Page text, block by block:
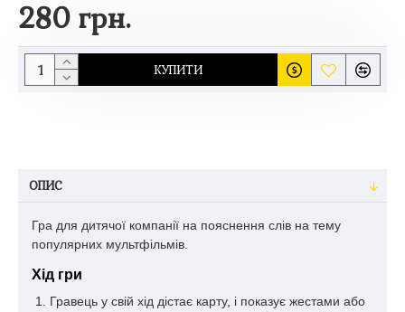
280 грн.
КУПИТИ
ОПИС
Гра для дитячої компанії на пояснення слів на тему
популярних мультфільмів.
Хід гри
Гравець у свій хід дістає карту, і показує жестами або